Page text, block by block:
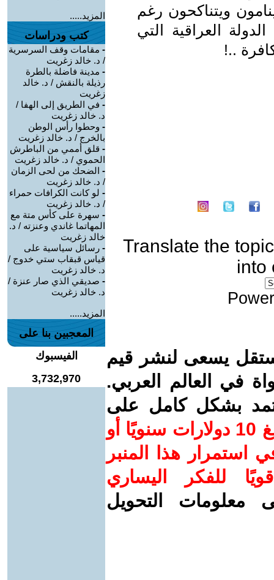
ويتناكحون رغم
العراقية التي
..!
Translate the topic
into
يسعى لنشر قيم
في العالم العربي.
بشكل كامل على
ساهم/ي معنا! بدعمكم بمبلغ 10 دولارات سنويًا أو
استمرار هذا المنبر
للفكر اليساري
معلومات التحويل
المزيد.....
كتب ودراسات
- مقامات وقف السرسرية
/ د. خالد زغريت
- مدينة فاضلة بالطرة
رذيلة بالنقش / د. خالد
زغريت
- في الطريق إلى الهفا /
د. خالد زغريت
- وحطوا رأس الوطن
بالخرج / د. خالد زغريت
- قلق أممي من الباطرش
الحموي / د. خالد زغريت
- الضحك من لحى الزمان
/ د. خالد زغريت
- لو كانت الكرافات حمراء
/ د. خالد زغريت
- سهرة على كأس متة مع
المهاتما غاندي وعنزته / د.
خالد زغريت
- رسائل سياسية على
قياس قبقاب ستي خدوج /
د. خالد زغريت
- صديقي الذي صار عنزة /
د. خالد زغريت
المزيد.....
المعجبين بنا على
الفيسبوك
3,732,970